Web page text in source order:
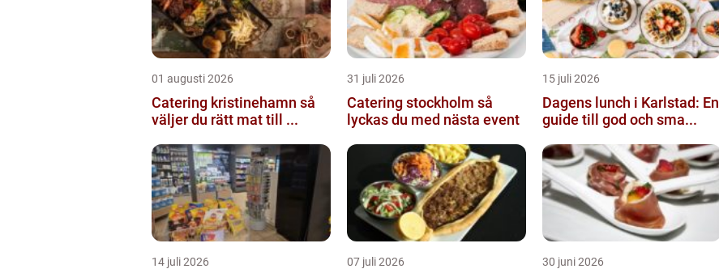
01 augusti 2026
Catering kristinehamn så
väljer du rätt mat till ...
31 juli 2026
Catering stockholm så
lyckas du med nästa event
15 juli 2026
Dagens lunch i Karlstad: En
guide till god och sma...
14 juli 2026 07 juli 2026 30 juni 2026